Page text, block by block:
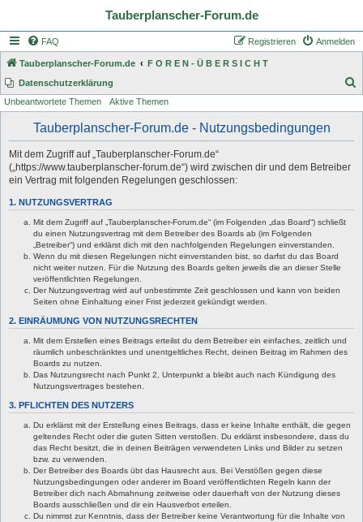
Tauberplanscher-Forum.de
FAQ Anmelden
Registrieren
Tauberplanscher-Forum.de
F O R E N - Ü B E R S I C H T
Datenschutzerklärung
Unbeantwortete Themen Aktive Themen
Tauberplanscher-Forum.de - Nutzungsbedingungen
Mit dem Zugriff auf „Tauberplanscher-Forum.de“
(„https://www.tauberplanscher-forum.de“) wird zwischen dir und dem Betreiber
ein Vertrag mit folgenden Regelungen geschlossen:
1. NUTZUNGSVERTRAG
Mit dem Zugriff auf „Tauberplanscher-Forum.de“ (im Folgenden „das Board“) schließt
du einen Nutzungsvertrag mit dem Betreiber des Boards ab (im Folgenden
„Betreiber“) und erklärst dich mit den nachfolgenden Regelungen einverstanden.
Wenn du mit diesen Regelungen nicht einverstanden bist, so darfst du das Board
nicht weiter nutzen. Für die Nutzung des Boards gelten jeweils die an dieser Stelle
veröffentlichten Regelungen.
Der Nutzungsvertrag wird auf unbestimmte Zeit geschlossen und kann von beiden
Seiten ohne Einhaltung einer Frist jederzeit gekündigt werden.
2. EINRÄUMUNG VON NUTZUNGSRECHTEN
Mit dem Erstellen eines Beitrags erteilst du dem Betreiber ein einfaches, zeitlich und
räumlich unbeschränktes und unentgeltliches Recht, deinen Beitrag im Rahmen des
Boards zu nutzen.
Das Nutzungsrecht nach Punkt 2, Unterpunkt a bleibt auch nach Kündigung des
Nutzungsvertrages bestehen.
3. PFLICHTEN DES NUTZERS
Du erklärst mit der Erstellung eines Beitrags, dass er keine Inhalte enthält, die gegen
geltendes Recht oder die guten Sitten verstoßen. Du erklärst insbesondere, dass du
das Recht besitzt, die in deinen Beiträgen verwendeten Links und Bilder zu setzen
bzw. zu verwenden.
Der Betreiber des Boards übt das Hausrecht aus. Bei Verstößen gegen diese
Nutzungsbedingungen oder anderer im Board veröffentlichten Regeln kann der
Betreiber dich nach Abmahnung zeitweise oder dauerhaft von der Nutzung dieses
Boards ausschließen und dir ein Hausverbot erteilen.
Du nimmst zur Kenntnis, dass der Betreiber keine Verantwortung für die Inhalte von